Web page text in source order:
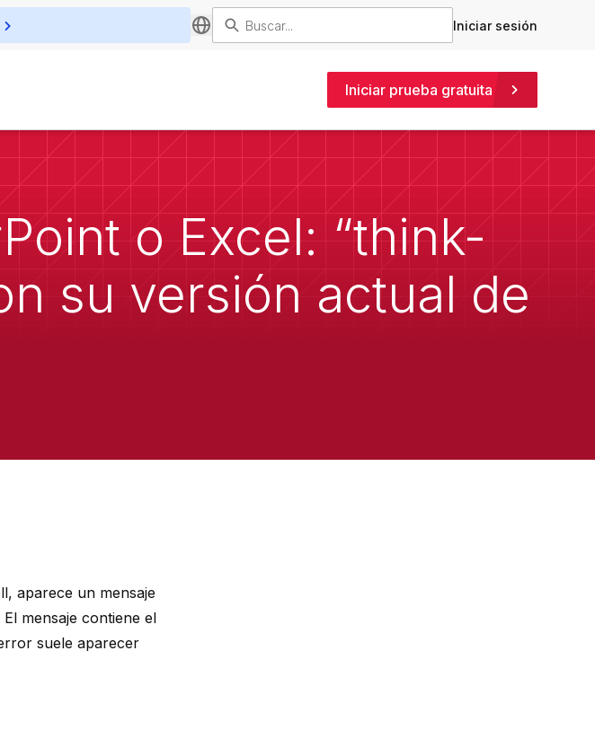
Iniciar sesión
Iniciar prueba gratuita
o Excel: “think-
su versión actual de
, aparece un mensaje
mensaje contiene el
suele aparecer